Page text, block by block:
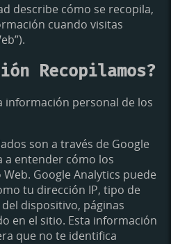
describe cómo se recopila,
cuando visitas
Recopilamos?
información personal de los
son a través de Google
a entender cómo los
Google Analytics puede
tu dirección IP, tipo de
dispositivo, páginas
en el sitio. Esta información
que no te identifica